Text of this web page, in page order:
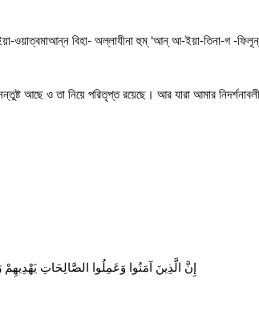
ওয়াত্বমাআন্ন বিহা- অল্লাযীনা হুম্ ‘আন্ আ-ইয়া-তিনা-গ -
আছে ও তা নিয়ে পরিতৃপ্ত রয়েছে। আর যারা আমার
إِنَّ الَّذِينَ آمَنُوا وَعَمِلُوا الصَّالِحَاتِ يَهْدِيهِمْ